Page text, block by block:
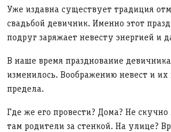
Уже издавна существует традиция
свадьбой девичник. Именно этот
подруг заряжает невесту энергией и
В наше время празднование
изменилось. Воображению невест и их
предела.
Где же его провести? Дома? Не скучно
там родители за стенкой. На улице?